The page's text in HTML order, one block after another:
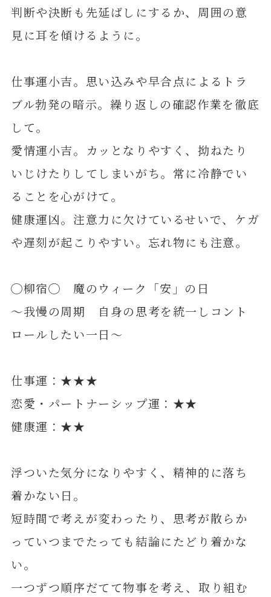
判断や決断も先延ばしにするか、周囲の意
見に耳を傾けるように。
仕事運小吉。思い込みや早合点によるトラ
ブル勃発の暗示。繰り返しの確認作業を徹底
して。
愛情運小吉。カッとなりやすく、拗ねたり
いじけたりしてしまいがち。常に冷静でい
ることを心がけて。
健康運凶。注意力に欠けているせいで、ケガ
や遅刻が起こりやすい。忘れ物にも注意。
◯柳宿◯ 魔のウィーク「安」の日
～我慢の周期 自身の思考を統一しコント
ロールしたい一日～
仕事運：★★★
恋愛・パートナーシップ運：★★
健康運：★★
浮ついた気分になりやすく、精神的に落ち
着かない日。
短時間で考えが変わったり、思考が散らか
っていつまでたっても結論にたどり着かな
い。
一つずつ順序だてて物事を考え、取り組む